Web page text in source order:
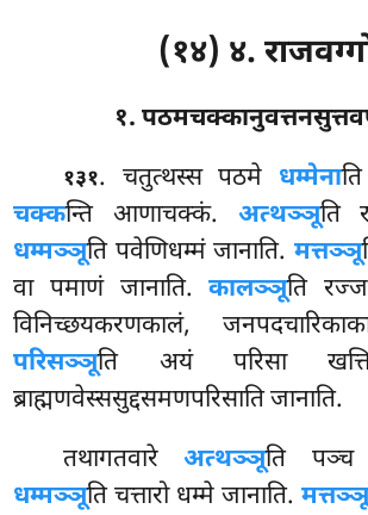
(१४) ४.
१.
१३१. चतुत्थस्सपठमे धम्मेना
चक्कन्ति आणाचक्कं. अत्थञ्ञूति
धम्मञ्ञूति पवेणिधम्मं जानाति. मत्तञ्ञू
वा पमाणं जानाति.कालञ्ञूति
विनिच्छयकरणकालं,
परिसञ्ञूति अयं परिसा
ब्राह्मणवेस्ससुद्दसमणपरिसाति जानाति.
तथागतवारेअत्थञ्ञूति पञ्च
धम्मञ्ञूति चत्तारो धम्मे जानाति. मत्तञ्ञू